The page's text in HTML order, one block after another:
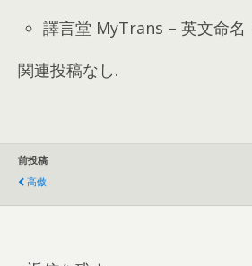
譯言堂 MyTrans –英文命名
関連投稿なし.
前投稿
高傲